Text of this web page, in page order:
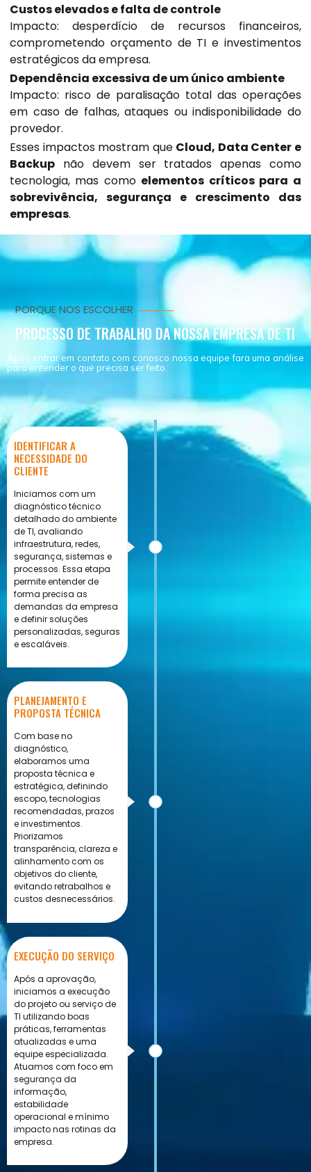
Custos elevados e falta de controle
Impacto: desperdício de recursos financeiros,
comprometendo orçamento de TI e investimentos
estratégicos da empresa.
Dependência excessiva de um único ambiente
Impacto: risco de paralisação total das operações
em caso de falhas, ataques ou indisponibilidade do
provedor.
Esses impactos mostram que Cloud, Data Center e
Backup não devem ser tratados apenas como
tecnologia, mas como elementos críticos para a
sobrevivência, segurança e crescimento das
empresas.
PORQUE NOS ESCOLHER
PROCESSO DE TRABALHO DA NOSSA EMPRESA DE TI
Após entrar em contato com conosco nossa equipe fara uma análise
para entender o que precisa ser feito.
IDENTIFICAR A
NECESSIDADE DO
CLIENTE
Iniciamos com um
diagnóstico técnico
detalhado do ambiente
de TI, avaliando
infraestrutura, redes,
segurança, sistemas e
processos. Essa etapa
permite entender de
forma precisa as
demandas da empresa
e definir soluções
personalizadas, seguras
e escaláveis.
PLANEJAMENTO E
PROPOSTA TÉCNICA
Com base no
diagnóstico,
elaboramos uma
proposta técnica e
estratégica, definindo
escopo, tecnologias
recomendadas, prazos
e investimentos.
Priorizamos
transparência, clareza e
alinhamento com os
objetivos do cliente,
evitando retrabalhos e
custos desnecessários.
EXECUÇÃO DO SERVIÇO
Após a aprovação,
iniciamos a execução
do projeto ou serviço de
TI utilizando boas
práticas, ferramentas
atualizadas e uma
equipe especializada.
Atuamos com foco em
segurança da
informação,
estabilidade
operacional e mínimo
impacto nas rotinas da
empresa.